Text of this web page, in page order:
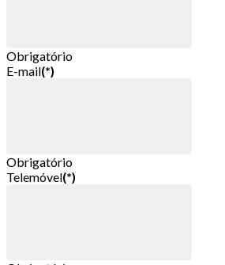
Obrigatório
E-mail(*)
Obrigatório
Telemóvel(*)